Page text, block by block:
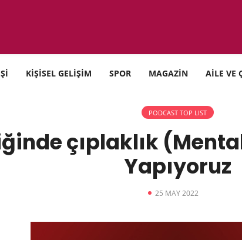
KİŞİSEL GELİŞİM SPOR MAGAZİN AİLE VE
PODCAST TOP LIST
çıplaklık
Yapıyoruz
25 MAY 2022